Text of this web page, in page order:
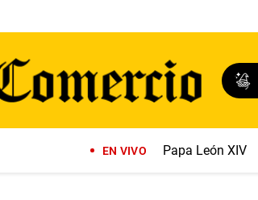
EN VIVO Papa León XIV